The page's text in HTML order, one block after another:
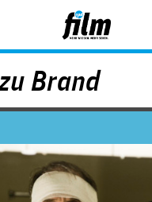
Jump to Navigation
Brand